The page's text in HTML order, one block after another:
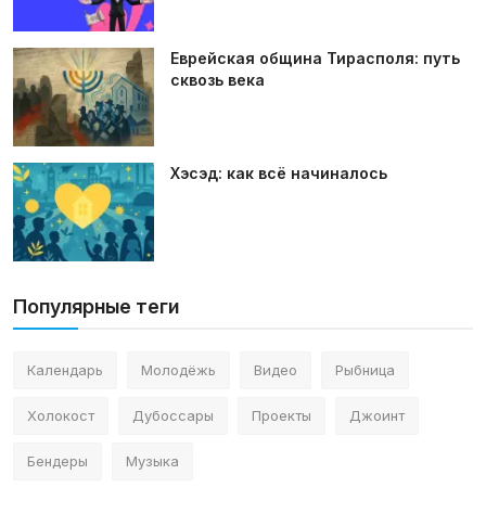
Еврейская община Тирасполя: путь
сквозь века
Хэсэд: как всё начиналось
Популярные теги
Календарь Молодёжь Видео Рыбница
Холокост Дубоссары Проекты Джоинт
Бендеры Музыка